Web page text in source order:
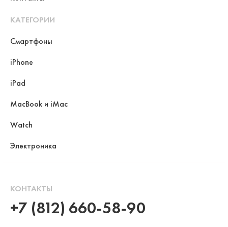
КАТЕГОРИИ
Смартфоны
iPhone
iPad
MacBook и iMac
Watch
Электроника
КОНТАКТЫ
+7 (812) 660-58-90